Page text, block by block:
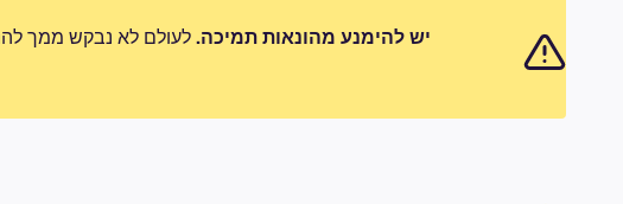
יש להימנע מהונאות תמיכה. לעולם לא נבקש ממך